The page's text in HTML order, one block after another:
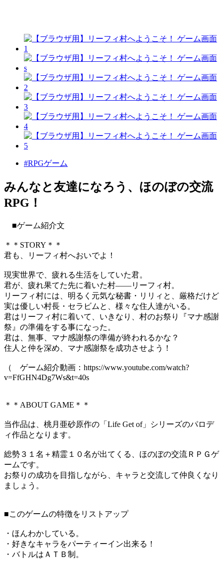
#RPGゲーム
みんなと友達になろう、ほのぼの交流
RPG！
■ゲーム紹介文
＊＊STORY＊＊
君も、リーフィ村へおいでよ！
現実世界で、疲れる生活をしていた君。
君が、疲れ果てた先に着いた村――リーフィ村。
リーフィ村には、明るく元気な秘書・リリィと、厳格だけど
実は優しい村長・セラビムと、様々な住人達がいる。
君はリーフィ村に着いて、いきなり、村のお祭り『マナ感謝
祭』の準備をする事になった。
君は、無事、マナ感謝祭の準備が終われるかな？
​住人と仲を深め、マナ感謝祭を成功させよう！
（ ゲーム紹介動画：https://www.youtube.com/watch?
v=FfGHN4Dg7Ws&t=40s
＊＊ABOUT GAME＊＊
当作品は、桃月亜砂原作の「Life Get of」シリーズのパロデ
ィ作品となります。
総勢３１名＋精霊１０名が出てくる、ほのぼの交流ＲＰＧゲ
ームです。
お祭りの成功を目指しながら、キャラと交流して仲良くなり
ましょう。
■このゲームの特徴をリストアップ
・ほんわかしている。
・好きなキャラをパーティーイン出来る！
・バトルはＡＴＢ制。